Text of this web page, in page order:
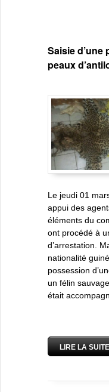
Saisie d’une
peaux
Le jeudi 01
appui des
éléments du
ont procédé à
d’arrestation.
nationalité
possession
un félin
était
LIRE LA